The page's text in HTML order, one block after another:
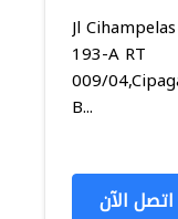
Jl Cihampelas
193-A RT
009/
B...
اتصل الآن